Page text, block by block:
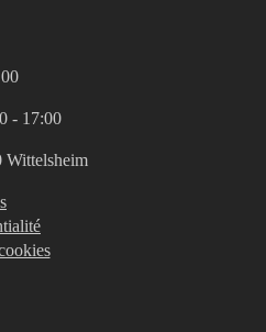
- 17:00
Wittelsheim